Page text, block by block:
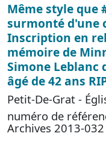
Même style que
surmonté d'une
Inscription en
mémoire de
Simone Leblanc
âgé de 42 ans
Petit-De-Grat -
numéro de
Archives 2013-